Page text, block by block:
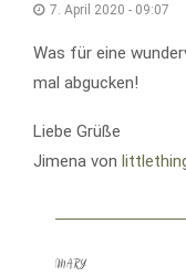
7. April 2020 - 09:07
Was für eine
mal abgucken!
Liebe Grüße
Jimena von
MARY